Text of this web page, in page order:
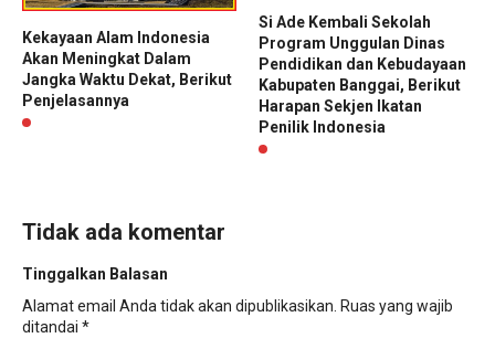
Kekayaan Alam Indonesia
Akan Meningkat Dalam
Jangka Waktu Dekat, Berikut
Penjelasannya
Si Ade Kembali Sekolah
Program Unggulan Dinas
Pendidikan dan Kebudayaan
Kabupaten Banggai, Berikut
Harapan Sekjen Ikatan
Penilik Indonesia
Tidak ada komentar
Tinggalkan Balasan
Alamat email Anda tidak akan dipublikasikan. Ruas yang wajib
ditandai *